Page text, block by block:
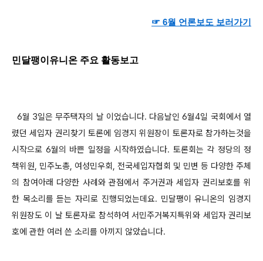
☞ 6월 언론보도 보러가기
민달팽이유니온 주요 활동보고
6월 3일은 무주택자의 날 이었습니다. 다음날인 6월4일 국회에서 열
렸던 세입자 권리찾기 토론에 임경지 위원장이 토론자로 참가하는것을
시작으로 6월의 바쁜 일정을 시작하였습니다. 토론회는 각 정당의 정
책위원, 민주노총, 여성민우회, 전국세입자협회 및 민변 등 다양한 주체
의 참여아래 다양한 사례와 관점에서 주거권과 세입자 권리보호를 위
한 목소리를 듣는 자리로 진행되었는데요. 민달팽이 유니온의 임경지
위원장도 이 날 토론자로 참석하여 서민주거복지특위와 세입자 권리보
호에 관한 여러 쓴 소리를 아끼지 않았습니다.